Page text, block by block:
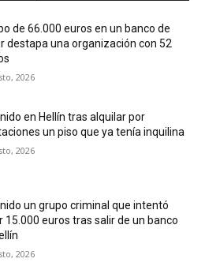
de 66.000 euros en un banco de
destapa una organización con 52
2026
en Hellín tras alquilar por
un piso que ya tenía inquilina
2026
un grupo criminal que intentó
15.000 euros tras salir de un banco
2026